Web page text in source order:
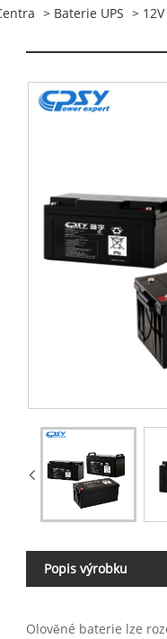
> Baterie UPS >
Popis výrobku
Olověné baterie lze